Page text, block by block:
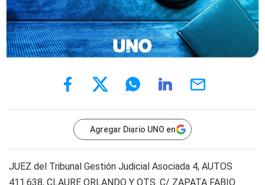
Agregar Diario UNO en
JUEZ del Tribunal Gestión Judicial Asociada 4, AUTOS
411.638, CLAURE ORLANDO Y OTS. C/ ZAPATA FABIO